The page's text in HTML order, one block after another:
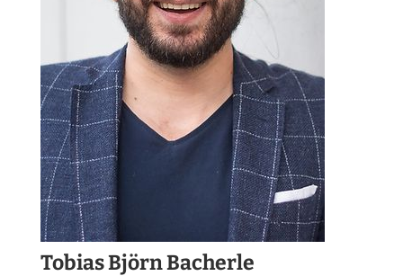
Tobias Björn Bacherle